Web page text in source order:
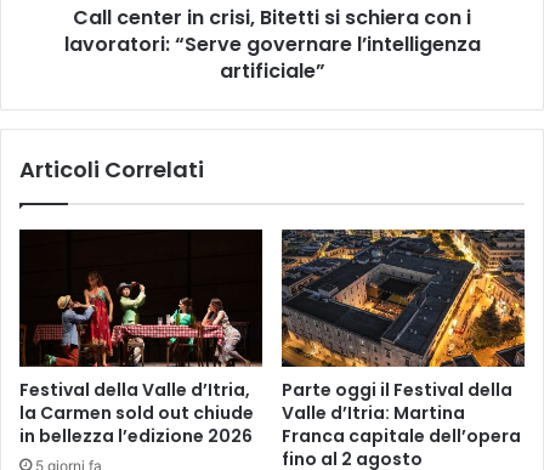
lavoratori:
“Serve
artificiale”
Call center in crisi, Bitetti si schiera con i
lavoratori: “Serve governare l’intelligenza
artificiale”
Articoli Correlati
Festival della Valle d’Itria,
la Carmen sold out chiude
in bellezza l’edizione 2026
5 giorni fa
Parte oggi il Festival della
Valle d’Itria: Martina
Franca capitale dell’opera
fino al 2 agosto